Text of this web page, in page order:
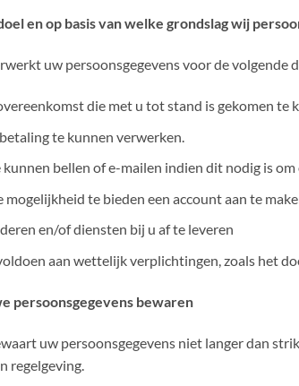
en op basis van welke grondslag wij
uw persoonsgegevens voor de volgende
die met u tot stand is gekomen te
te kunnen verwerken.
kunnen bellen of e-mailen indien dit nodig is
mogelijkheid te bieden een account aan te
en/of diensten bij u af te leveren
aan wettelijk verplichtingen, zoals het
persoonsgegevens bewaren
uw persoonsgegevens niet langer dan
regelgeving.